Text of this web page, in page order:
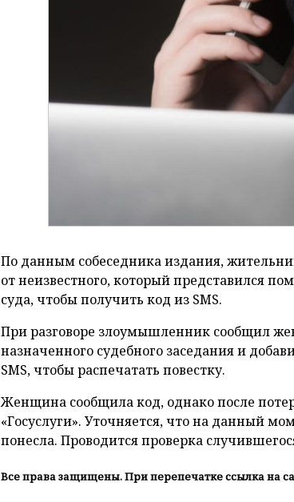
По данным собеседника издания,
от неизвестного, который представился
суда, чтобы получить код из SMS.
При разговоре злоумышленник сообщил
назначенного судебного заседания и
SMS, чтобы распечатать повестку.
Женщина сообщила код, однако после
«Госуслуги». Уточняется, что на данный
понесла. Проводится проверка
Все права защищены. При перепечатке ссылка на